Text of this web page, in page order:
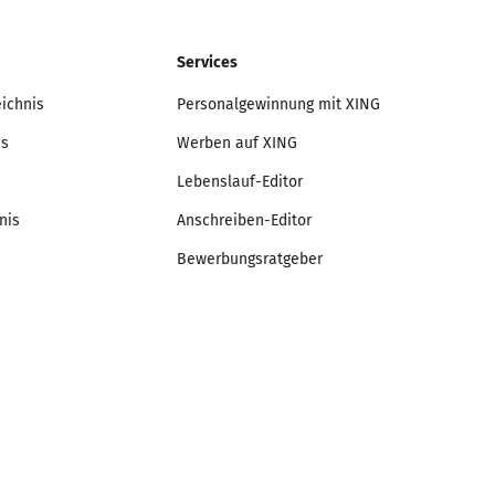
Services
Personalgewinnung mit XING
Werben auf XING
Lebenslauf-Editor
Anschreiben-Editor
Bewerbungsratgeber